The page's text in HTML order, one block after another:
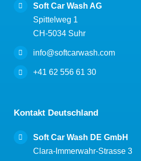
Soft Car Wash AG
Spittelweg 1
CH-5034 Suhr
info@softcarwash.com
+41 62 556 61 30
Kontakt Deutschland
Soft Car Wash DE GmbH
Clara-Immerwahr-Strasse 3